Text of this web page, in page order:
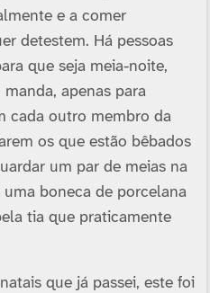
e a comer
detestem. Há pessoas
que seja meia-noite,
apenas para
cada outro membro da
os que estão bêbados
um par de meias na
boneca de porcelana
tia que praticamente
que já passei, este foi